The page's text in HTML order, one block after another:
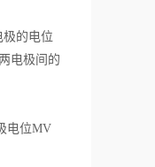
极的电位
电极间的
电位MV